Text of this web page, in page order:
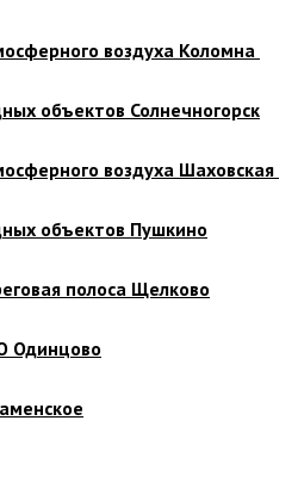
воздуха Коломна
объектов Солнечногорск
воздуха Шаховская
объектов Пушкино
полоса Щелково
Одинцово